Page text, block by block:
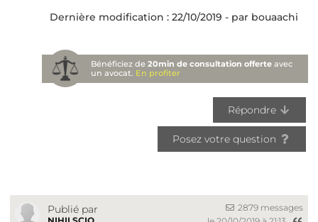
Dernière modification : 22/10/2019 - par bouaachi
Bénéficiez de20min de consultation offerte avec
un avocat. En profiter
Répondre
Posez votre question
Publié par
NIHILSCIO
2879 messages